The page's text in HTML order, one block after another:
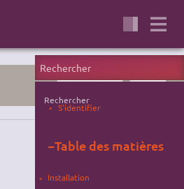
PROGRAMMATION SERVEUR
Rechercher
S'identifier
−Table des matières
Installation